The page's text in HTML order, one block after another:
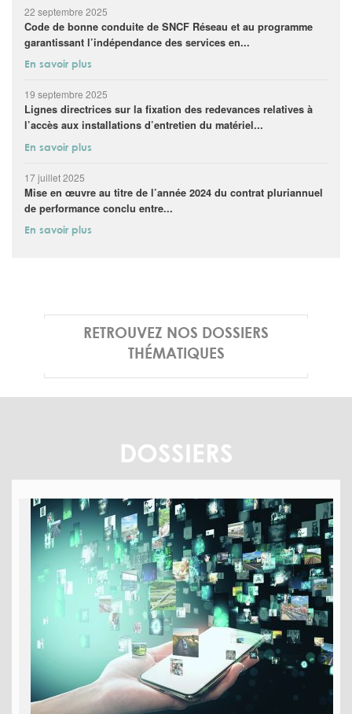
22 septembre 2025
Code de bonne conduite de SNCF Réseau et au programme
garantissant l’indépendance des services en...
En savoir plus
19 septembre 2025
Lignes directrices sur la fixation des redevances relatives à
l’accès aux installations d’entretien du matériel...
En savoir plus
17 juillet 2025
Mise en œuvre au titre de l’année 2024 du contrat pluriannuel
de performance conclu entre...
En savoir plus
RETROUVEZ NOS DOSSIERS
THÉMATIQUES
DOSSIERS